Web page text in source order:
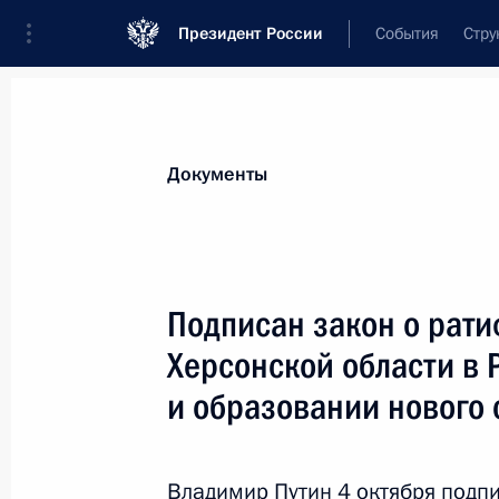
Президент России События
трудовых правоотношений,
службу по мобилизации
7 октября 2022 года, 12:35
Документы
Подписан закон о
Херсонской области
и образовании нового
Владимир Путин 4 октября